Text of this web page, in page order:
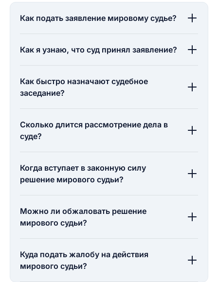
Как подать заявление мировому судье?
Как я узнаю, что суд принял заявление?
Как быстро назначают судебное
заседание?
Сколько длится рассмотрение дела в
суде?
Когда вступает в законную силу
решение мирового судьи?
Можно ли обжаловать решение
мирового судьи?
Куда подать жалобу на действия
мирового судьи?